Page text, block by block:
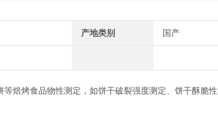
产地类别 国产
焙烤食品物性测定，如饼干破裂强度测定、饼干酥脆